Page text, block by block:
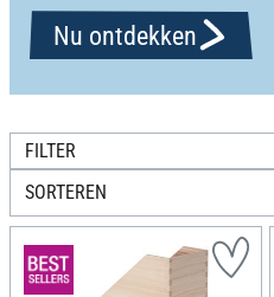
Nu ontdekken
FILTER
SORTEREN